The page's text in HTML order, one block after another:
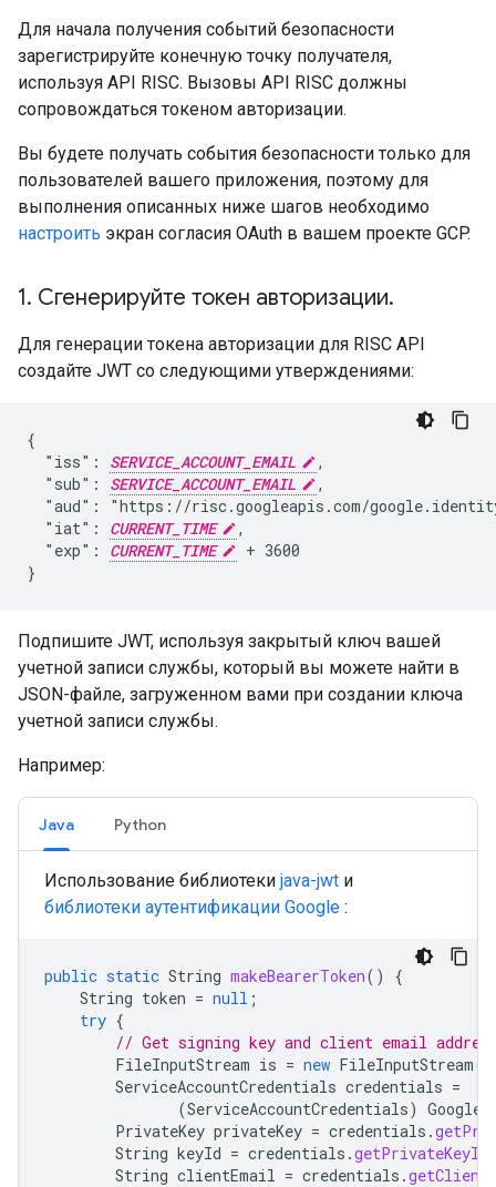
Для начала получения событий безопасности
зарегистрируйте конечную точку получателя,
используя API RISC. Вызовы API RISC должны
сопровождаться токеном авторизации.
Вы будете получать события безопасности только для
пользователей вашего приложения, поэтому для
выполнения описанных ниже шагов необходимо
настроить экран согласия OAuth в вашем проекте GCP.
1. Сгенерируйте токен авторизации.
Для генерации токена авторизации для RISC API
создайте JWT со следующими утверждениями:
{
  "iss":
SERVICE_ACCOUNT_EMAIL
,
  "sub":
SERVICE_ACCOUNT_EMAIL
,
"aud": "https://risc.googleapis.com/
  "iat":
CURRENT_TIME
,
  "exp":
CURRENT_TIME
+ 3600
}
Подпишите JWT, используя закрытый ключ вашей
учетной записи службы, который вы можете найти в
JSON-файле, загруженном вами при создании ключа
учетной записи службы.
Например:
Java Python
Использование библиотеки java-jwt и
библиотеки аутентификации Google :
public static String makeBearerToken()
{
String token = null ;
try {
// Get signing key and client email
FileInputStream is = new FileInputStream(
ServiceAccountCredentials credentials =
(ServiceAccountCredentials)
PrivateKey privateKey = credentials .
String keyId = credentials .getPrivateKeyId
String clientEmail = credentials .